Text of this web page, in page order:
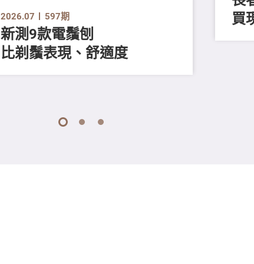
2026.07 597期
新測9款電鬚刨
比剃鬚表現、舒適度
買
1 2 3